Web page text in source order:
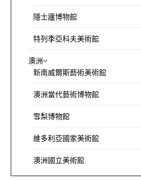
隱士廬博物館
特列季亞科夫美術館
澳洲
新南威爾斯藝術美術館
澳洲當代藝術博物館
雪梨博物館
維多利亞國家美術館
澳洲國立美術館